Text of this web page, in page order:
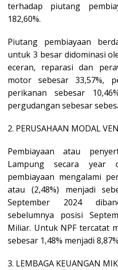
terhadap piutang
182,60%.
Piutang pembiayaan
untuk 3 besar didominasi
eceran, reparasi dan
motor sebesar 33,57%,
perikanan sebesar
pergudangan sebesar
2. PERUSAHAAN MODAL
Pembiayaan atau
Lampung secara
pembiayaan mengalami
atau (2,48%) menjadi
September 2024
sebelumnya posisi
Miliar. Untuk NPF tercatat
sebesar 1,48% menjadi
3. LEMBAGA KEUANGAN